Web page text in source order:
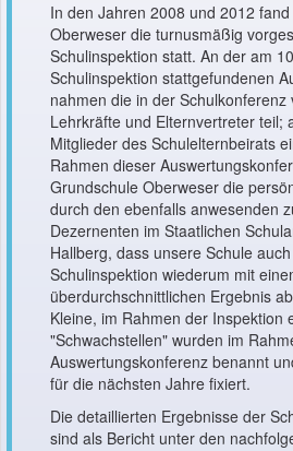
In den Jahren 2008 und 2012
Oberweser die turnusmäßig
Schulinspektion statt. An der am
Schulinspektion stattgefundenen
nahmen die in der Schulkonferenz
Lehrkräfte und Elternvertreter teil;
Mitglieder des Schulelternbeirats
Rahmen dieser
Grundschule Oberweser die
durch den ebenfalls anwesenden
Dezernenten im Staatlichen
Hallberg, dass unsere Schule
Schulinspektion wiederum mit
überdurchschnittlichen Ergebnis
Kleine, im Rahmen der Inspektion
"Schwachstellen" wurden im
Auswertungskonferenz benannt
für die nächsten Jahre fixiert.
Die detaillierten Ergebnisse der
sind als Bericht unter den